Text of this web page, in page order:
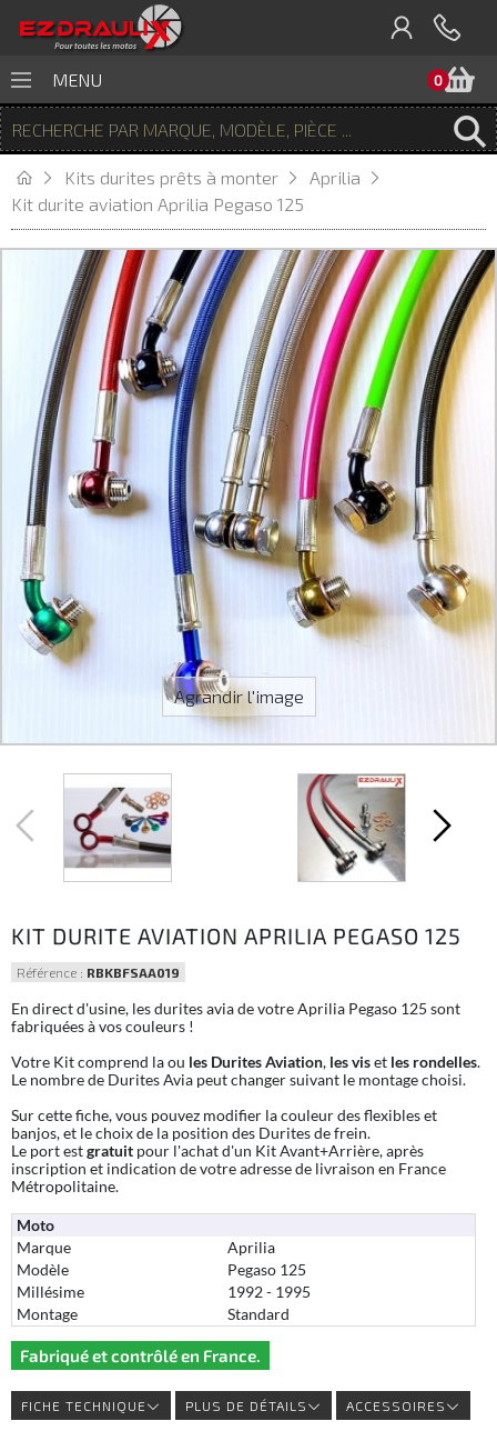
0
MENU
Kits durites prêts à monter
Aprilia
Kit durite aviation Aprilia Pegaso 125
Agrandir l'image
KIT DURITE AVIATION APRILIA PEGASO 125
Référence : RBKBFSAA019
En direct d'usine, les durites avia de votre Aprilia Pegaso 125 sont
fabriquées à vos couleurs !
Votre Kit comprend la ou les Durites Aviation, les viset les rondelles.
Le nombre de Durites Avia peut changer suivant le montage choisi.
Sur cette fiche, vous pouvez modifier la couleur des flexibles et
banjos, et le choix de la position des Durites de frein.
Le port estgratuit pour l'achat d'un Kit Avant+Arrière, après
inscription et indication de votre adresse de livraison en France
Métropolitaine.
Moto
Marque
Aprilia
Modèle
Pegaso 125
Millésime
1992 - 1995
Montage
Standard
Fabriqué et contrôlé en France.
FICHE TECHNIQUE PLUS DE DÉTAILS ACCESSOIRES